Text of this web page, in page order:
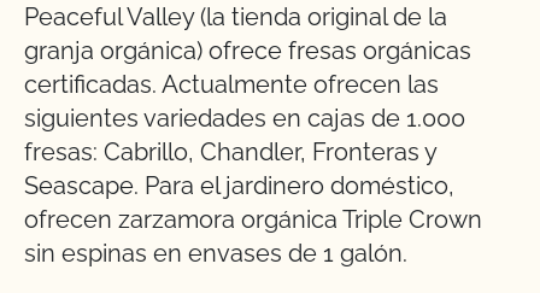
Peaceful Valley (la tienda original de la
granja orgánica) ofrece fresas orgánicas
certificadas. Actualmente ofrecen las
siguientes variedades en cajas de 1.000
fresas: Cabrillo, Chandler, Fronteras y
Seascape. Para el jardinero doméstico,
ofrecen zarzamora orgánica Triple Crown
sin espinas en envases de 1 galón.